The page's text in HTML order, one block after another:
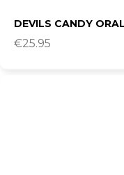
DEVILS CANDY
€25.95